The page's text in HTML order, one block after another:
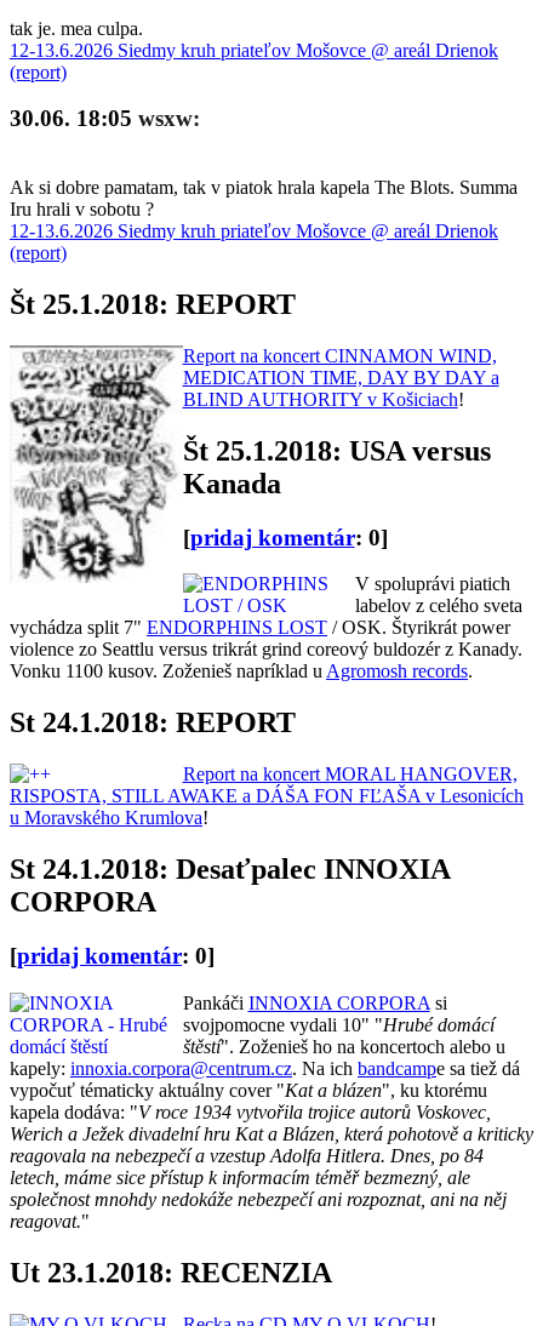
tak je. mea culpa.
12-13.6.2026 Siedmy kruh priateľov Mošovce @ areál Drienok
(report)
30.06. 18:05 wsxw:
Ak si dobre pamatam, tak v piatok hrala kapela The Blots. Summa
Iru hrali v sobotu ?
12-13.6.2026 Siedmy kruh priateľov Mošovce @ areál Drienok
(report)
Št 25.1.2018: REPORT
Report na koncert CINNAMON WIND,
MEDICATION TIME, DAY BY DAY a
BLIND AUTHORITY v Košiciach!
Št 25.1.2018: USA versus
Kanada
[pridaj komentár: 0]
V spoluprávi piatich
labelov z celého sveta
vychádza split 7" ENDORPHINS LOST / OSK. Štyrikrát power
violence zo Seattlu versus trikrát grind coreový buldozér z Kanady.
Vonku 1100 kusov. Zoženieš napríklad uAgromosh records.
St 24.1.2018: REPORT
Report na koncert MORAL HANGOVER,
RISPOSTA, STILL AWAKE a DÁŠA FON FĽAŠA v Lesonicích
u Moravského Krumlova!
St 24.1.2018: Desaťpalec INNOXIA
CORPORA
[pridaj komentár: 0]
Pankáči INNOXIA CORPORA si
svojpomocne vydali 10" "Hrubé domácí
štěstí". Zoženieš ho na koncertoch alebo u
kapely: innoxia.corpora@centrum.cz. Na ich bandcampe sa tiež dá
vypočuť tématicky aktuálny cover "Kat a blázen", ku ktorému
kapela dodáva: "V roce 1934 vytvořila trojice autorů Voskovec,
Werich a Ježek divadelní hru Kat a Blázen, která pohotově a kriticky
reagovala na nebezpečí a vzestup Adolfa Hitlera. Dnes, po 84
letech, máme sice přístup k informacím téměř bezmezný, ale
společnost mnohdy nedokáže nebezpečí ani rozpoznat, ani na něj
reagovat."
Ut 23.1.2018: RECENZIA